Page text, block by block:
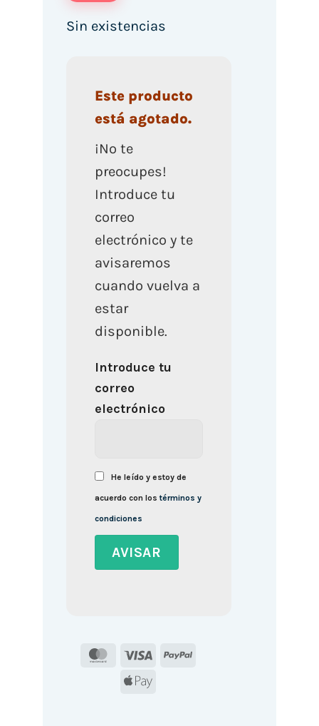
Sin existencias
Este producto
está agotado.
¡No te
preocupes!
Introduce tu
correo
electrónico y te
avisaremos
cuando vuelva a
estar
disponible.
Introduce tu
correo
electrónico
He leído y estoy de
acuerdo con lostérminos y
condiciones
MasterCard
Visa
PayPal
Apple